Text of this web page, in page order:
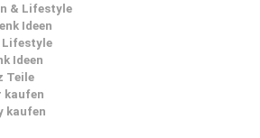
& Lifestyle
Ideen
Lifestyle
Ideen
Teile
kaufen
kaufen